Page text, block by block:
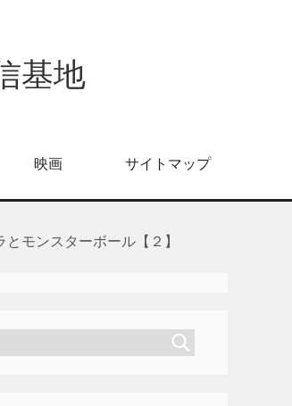
基地
映画 サイトマップ
モンスターボール【２】